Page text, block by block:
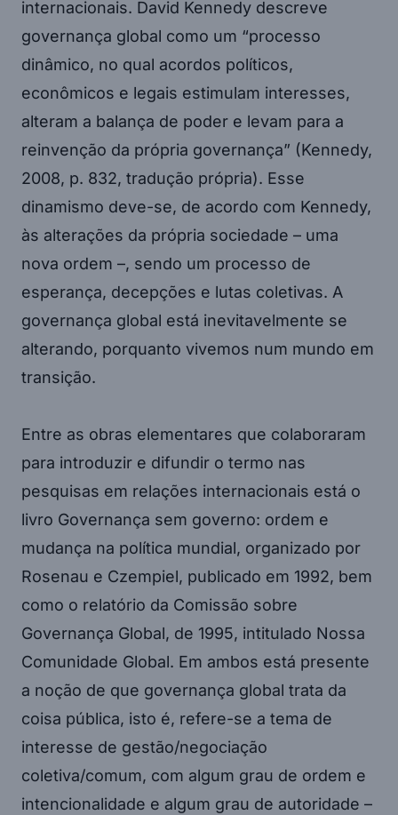
internacionais. David Kennedy descreve
governança global como um “processo
dinâmico, no qual acordos políticos,
econômicos e legais estimulam interesses,
alteram a balança de poder e levam para a
reinvenção da própria governança” (Kennedy,
2008, p. 832, tradução própria). Esse
dinamismo deve-se, de acordo com Kennedy,
às alterações da própria sociedade – uma
nova ordem –, sendo um processo de
esperança, decepções e lutas coletivas. A
governança global está inevitavelmente se
alterando, porquanto vivemos num mundo em
transição.
Entre as obras elementares que colaboraram
para introduzir e difundir o termo nas
pesquisas em relações internacionais está o
livro Governança sem governo: ordem e
mudança na política mundial, organizado por
Rosenau e Czempiel, publicado em 1992, bem
como o relatório da Comissão sobre
Governança Global, de 1995, intitulado Nossa
Comunidade Global. Em ambos está presente
a noção de que governança global trata da
coisa pública, isto é, refere-se a tema de
interesse de gestão/negociação
coletiva/comum, com algum grau de ordem e
intencionalidade e algum grau de autoridade –